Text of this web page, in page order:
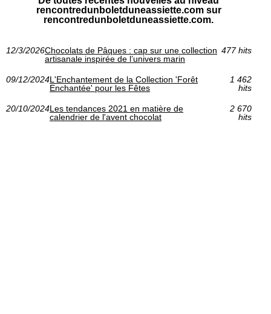
rencontredunboletduneassiette.com sur
rencontredunboletduneassiette.com.
12/3/2026Chocolats de Pâques : cap sur une collection
artisanale inspirée de l’univers marin
477 hits
09/12/2024L'Enchantement de la Collection 'Forêt
Enchantée' pour les Fêtes
1 462
hits
20/10/2024Les tendances 2021 en matière de
calendrier de l'avent chocolat
2 670
hits